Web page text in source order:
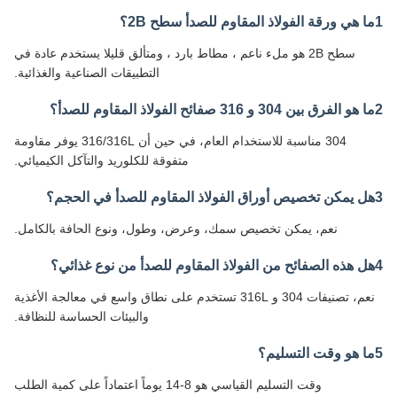
سطح 2B هو ملء ناعم ، مطاط بارد ، ومتألق قليلا يستخدم عادة في
التطبيقات الصناعية والغذائية.
304 مناسبة للاستخدام العام، في حين أن 316/316L يوفر مقاومة
متفوقة للكلوريد والتآكل الكيميائي.
نعم، يمكن تخصيص سمك، وعرض، وطول، ونوع الحافة بالكامل.
نعم، تصنيفات 304 و 316L تستخدم على نطاق واسع في معالجة الأغذية
والبيئات الحساسة للنظافة.
وقت التسليم القياسي هو 8-14 يوماً اعتماداً على كمية الطلب